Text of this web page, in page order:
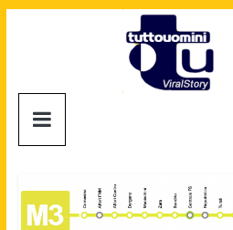
Cinema,
Motori,